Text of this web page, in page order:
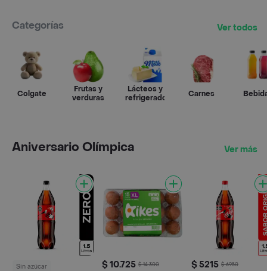
Categorías Ver todos
Colgate
Frutas y
verduras
Lácteos y
refrigerados
Carnes
Aniversario Olímpica Ver más
Sin azúcar $ 10.725 $ 14.300 $ 5215 $ 6950